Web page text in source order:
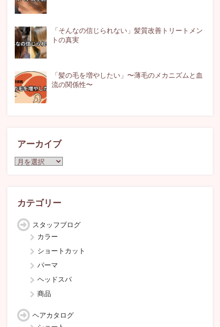
「そんなの信じられない」髪質改善トリートメン
トの真実
「髪の毛を増やしたい」〜薄毛のメカニズムと血
流の関係性〜
アーカイブ
ア
ブ
カテゴリー
スタッフブログ
カラー
ショートカット
パーマ
ヘッドスパ
商品
ヘアカタログ